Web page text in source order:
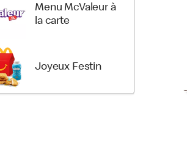
Menu McValeur à
la carte
Joyeux Festin